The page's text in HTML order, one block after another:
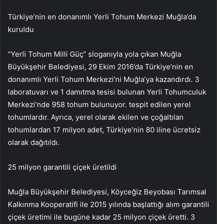
Türkiye’nin en donanımlı Yerli Tohum Merkezi Muğla’da
kuruldu
“Yerli Tohum Milli Güç” sloganıyla yola çıkan Muğla
Büyükşehir Belediyesi, 29 Ekim 2016’da Türkiye’nin en
donanımlı Yerli Tohum Merkezi’ni Muğla’ya kazandırdı. 3
laboratuvarı ve 1 damıtma tesisi bulunan Yerli Tohumculuk
Merkezi’nde 958 tohum bulunuyor. tespit edilen yerel
tohumlardır. Ayrıca, yerel olarak ekilen ve çoğaltılan
tohumlardan 17 milyon adet, Türkiye’nin 80 iline ücretsiz
olarak dağıtıldı.
25 milyon garantili çiçek üretildi
Muğla Büyükşehir Belediyesi, Köyceğiz Beyobası Tarımsal
Kalkınma Kooperatifi ile 2015 yılında başlattığı alım garantili
çiçek üretimi ile bugüne kadar 25 milyon çiçek üretti. 3